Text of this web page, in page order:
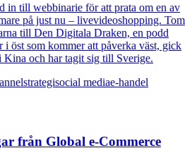
in till webbinarie för att prata om en av
på just nu – livevideoshopping. Tom
till Den Digitala Draken, en podd
i öst som kommer att påverka väst, gick
Kina och har tagit sig till Sverige.
strategisocial mediae-handel
från Global e-Commerce